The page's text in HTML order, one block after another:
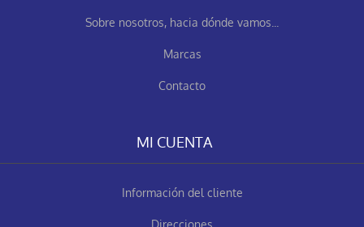
Sobre nosotros, hacia dónde vamos...
Marcas
Contacto
MI CUENTA
Información del cliente
Direcciones